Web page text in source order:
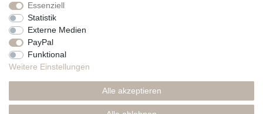
Telefonisch und per Whatsapp
erreichst Du uns unter:
+49 561 287 907 84
Rechtliches
Impressum
Datenschutzerklärung
Essenziell
Statistik
Externe Medien
PayPal
Funktional
Weitere Einstellungen
Alle akzeptieren